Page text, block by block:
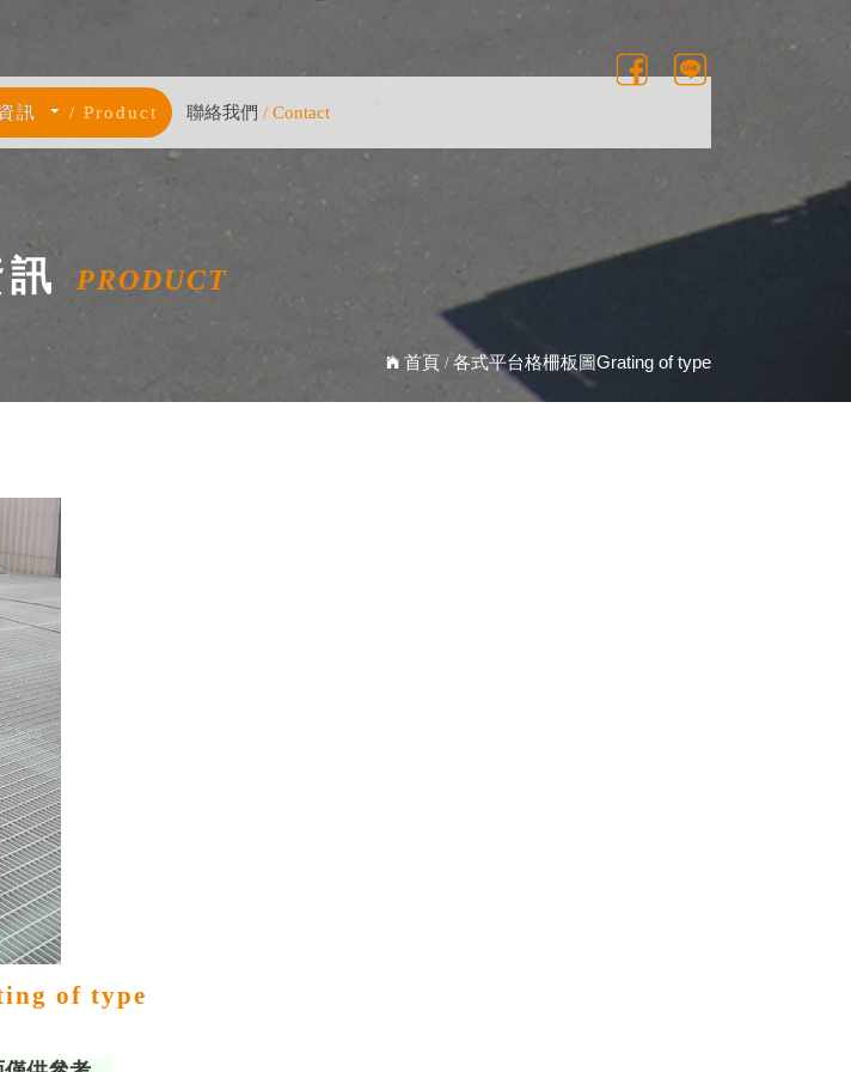
訊 / Product
訊 / Product 聯絡我們 / Contact
聯絡我們 / Contact
PRODUCT
首頁 /各式平台格柵板圖Grating of type
of type